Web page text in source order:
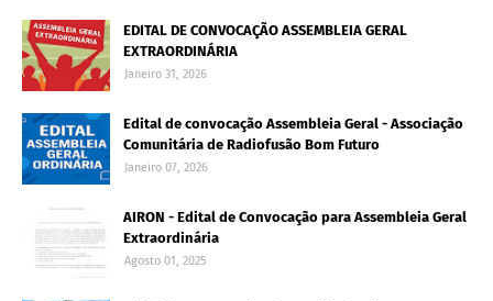
EDITAL DE CONVOCAÇÃO ASSEMBLEIA GERAL
EXTRAORDINÁRIA
Janeiro 31, 2026
Edital de convocação Assembleia Geral - Associação
Comunitária de Radiofusão Bom Futuro
Janeiro 07, 2026
AIRON - Edital de Convocação para Assembleia Geral
Extraordinária
Agosto 01, 2025